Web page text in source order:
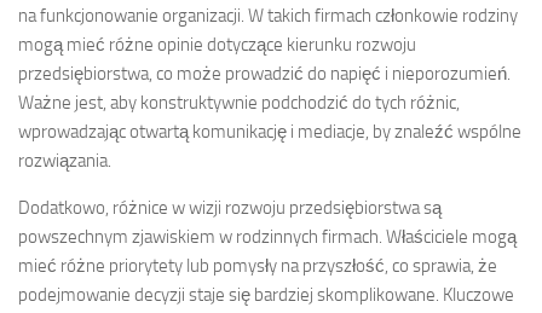
na funkcjonowanie organizacji. W takich firmach członkowie rodziny
mogą mieć różne opinie dotyczące kierunku rozwoju
przedsiębiorstwa, co może prowadzić do napięć i nieporozumień.
Ważne jest, aby konstruktywnie podchodzić do tych różnic,
wprowadzając otwartą komunikację i mediacje, by znaleźć wspólne
rozwiązania.
Dodatkowo, różnice w wizji rozwoju przedsiębiorstwa są
powszechnym zjawiskiem w rodzinnych firmach. Właściciele mogą
mieć różne priorytety lub pomysły na przyszłość, co sprawia, że
podejmowanie decyzji staje się bardziej skomplikowane. Kluczowe